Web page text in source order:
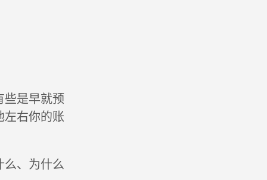
些是早就预
右你的账
么、为什么